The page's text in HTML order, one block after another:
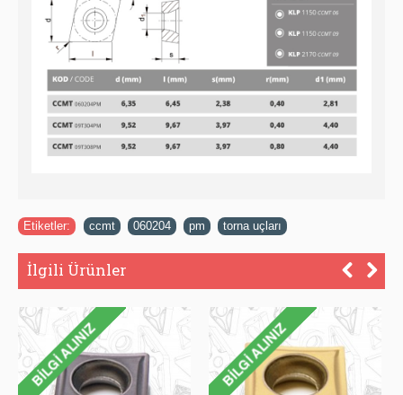
Etiketler: ccmt 060204 pm torna uçları
İlgili Ürünler